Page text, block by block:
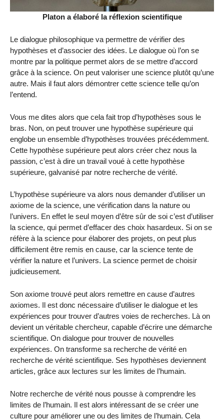
Platon a élaboré la réflexion scientifique
Le dialogue philosophique va permettre de vérifier des
hypothèses et d’associer des idées. Le dialogue où l’on se
montre par la politique permet alors de se mettre d’accord
grâce à la science. On peut valoriser une science plutôt qu’une
autre. Mais il faut alors démontrer cette science telle qu’on
l’entend.
Vous me dites alors que cela fait trop d’hypothèses sous le
bras. Non, on peut trouver une hypothèse supérieure qui
englobe un ensemble d’hypothèses trouvées précédemment.
Cette hypothèse supérieure peut alors créer chez nous la
passion, c’est à dire un travail voué à cette hypothèse
supérieure, galvanisé par notre recherche de vérité.
L’hypothèse supérieure va alors nous demander d’utiliser un
axiome de la science, une vérification dans la nature ou
l’univers. En effet le seul moyen d’être sûr de soi c’est d’utiliser
la science, qui permet d’effacer des choix hasardeux. Si on se
réfère à la science pour élaborer des projets, on peut plus
difficilement être remis en cause, car la science tente de
vérifier la nature et l’univers. La science permet de choisir
judicieusement.
Son axiome trouvé peut alors remettre en cause d’autres
axiomes. Il est donc nécessaire d’utiliser le dialogue et les
expériences pour trouver d’autres voies de recherches. Là on
devient un véritable chercheur, capable d’écrire une démarche
scientifique. On dialogue pour trouver de nouvelles
expériences. On transforme sa recherche de vérité en
recherche de vérité scientifique. Ses hypothèses deviennent
articles, grâce aux lectures sur les limites de l’humain.
Notre recherche de vérité nous pousse à comprendre les
limites de l’humain. Il est alors intéressant de se créer une
culture pour améliorer une ou des limites de l’humain. Cela